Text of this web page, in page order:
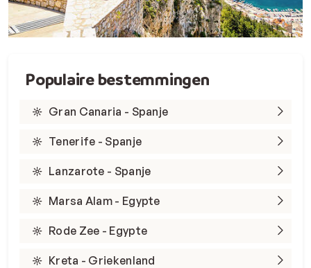
Populaire bestemmingen
Gran Canaria - Spanje
Tenerife - Spanje
Lanzarote - Spanje
Marsa Alam - Egypte
Rode Zee - Egypte
Kreta - Griekenland